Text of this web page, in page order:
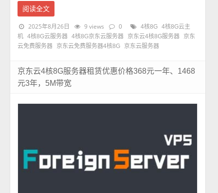
阅读全文
2025年8月26日 9 views 0 4核8G
4核8G云主
机 4核8G云服务器 4核8G京东云服务器 京东云4核8G服务器
京东
云免费服务器
京东云免费服务器4核8G 京东云服务器
京东云4核8G服务器租赁优惠价格368元一年、1468
元3年，5M带宽